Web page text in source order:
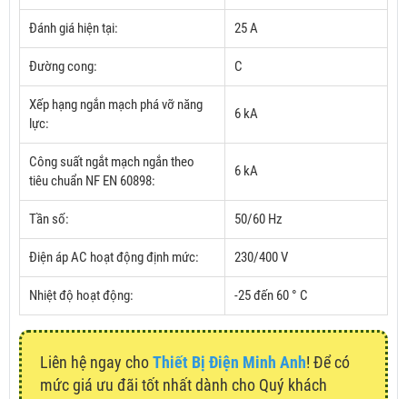
Đánh giá hiện tại: 25 A
Đường cong: C
Xếp hạng ngắn mạch phá vỡ năng
lực:
6 kA
Công suất ngắt mạch ngắn theo
tiêu chuẩn NF EN 60898:
6 kA
Tần số: 50/60 Hz
Điện áp AC hoạt động định mức: 230/400 V
Nhiệt độ hoạt động: -25 đến 60 ° C
Liên hệ ngay choThiết Bị Điện Minh Anh! Để có
mức giá ưu đãi tốt nhất dành cho Quý khách